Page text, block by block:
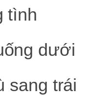
tình
dưới
sang trái